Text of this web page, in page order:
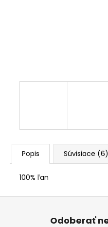
Popis Súvisiace (6)
100% ľan
Z
Odoberať